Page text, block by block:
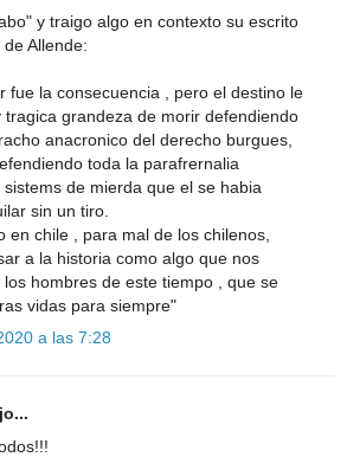
y traigo algo en contexto su escrito
Allende:
fue la consecuencia , pero el destino le
grandeza de morir defendiendo
anacronico del derecho burgues,
toda la parafrernalia
de mierda que el se habia
sin un tiro.
en chile , para mal de los chilenos,
a la historia como algo que nos
hombres de este tiempo , que se
vidas para siempre"
a las 7:28